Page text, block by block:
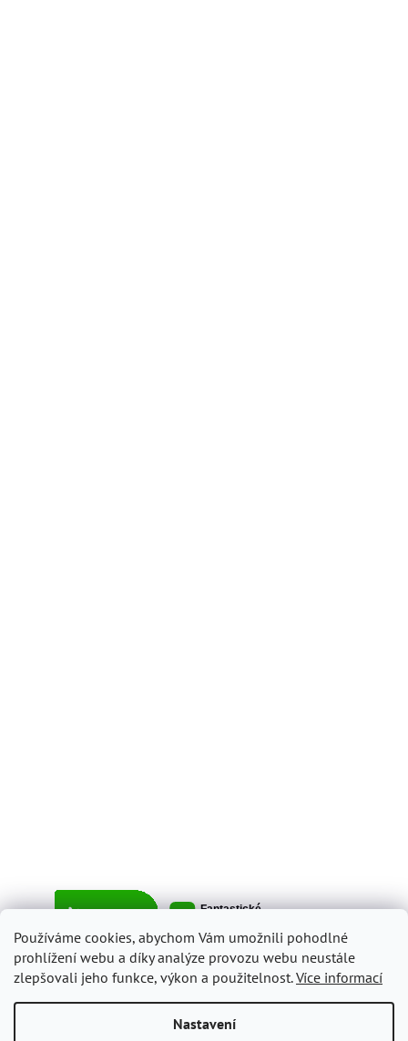
Používáme cookies, abychom Vám umožnili pohodlné
prohlížení webu a díky analýze provozu webu neustále
zlepšovali jeho funkce, výkon a použitelnost.Více informací
Nastavení